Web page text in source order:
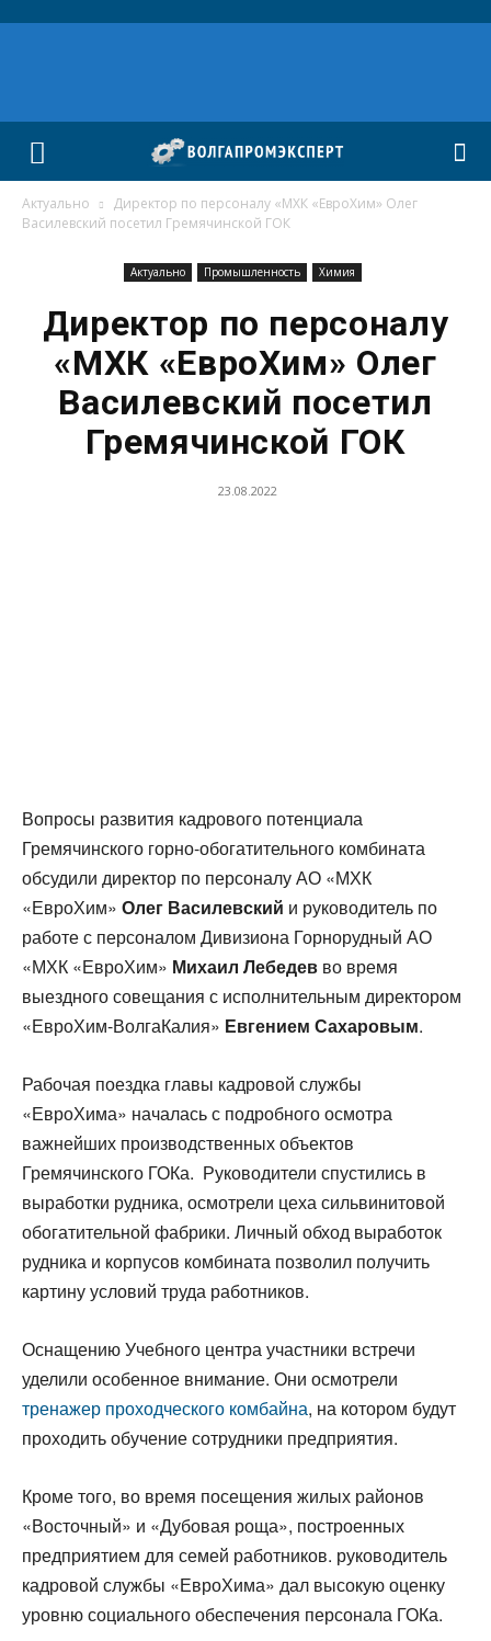
Актуально
Директор по персоналу «МХК «ЕвроХим» Олег
Василевский посетил Гремячинской ГОК
Актуально Промышленность Химия
Директор по персоналу
«МХК «ЕвроХим» Олег
Василевский посетил
Гремячинской ГОК
23.08.2022
Вопросы развития кадрового потенциала
Гремячинского горно-обогатительного комбината
обсудили директор по персоналу АО «МХК
«ЕвроХим» Олег Василевский и руководитель по
работе с персоналом Дивизиона Горнорудный АО
«МХК «ЕвроХим» Михаил Лебедев во время
выездного совещания с исполнительным директором
«ЕвроХим-ВолгаКалия» Евгением Сахаровым.
Рабочая поездка главы кадровой службы
«ЕвроХима» началась с подробного осмотра
важнейших производственных объектов
Гремячинского ГОКа. Руководители спустились в
выработки рудника, осмотрели цеха сильвинитовой
обогатительной фабрики. Личный обход выработок
рудника и корпусов комбината позволил получить
картину условий труда работников.
Оснащению Учебного центра участники встречи
уделили особенное внимание. Они осмотрели
тренажер проходческого комбайна, на котором будут
проходить обучение сотрудники предприятия.
Кроме того, во время посещения жилых районов
«Восточный» и «Дубовая роща», построенных
предприятием для семей работников. руководитель
кадровой службы «ЕвроХима» дал высокую оценку
уровню социального обеспечения персонала ГОКа.